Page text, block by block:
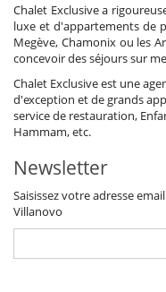
Chalet Exclusive a
luxe et d'appartements de
Megève, Chamonix ou les
concevoir des séjours sur
Chalet Exclusive est une
d'exception et de grands
service de restauration,
Hammam, etc.
Newsletter
Saisissez votre adresse
Villanovo